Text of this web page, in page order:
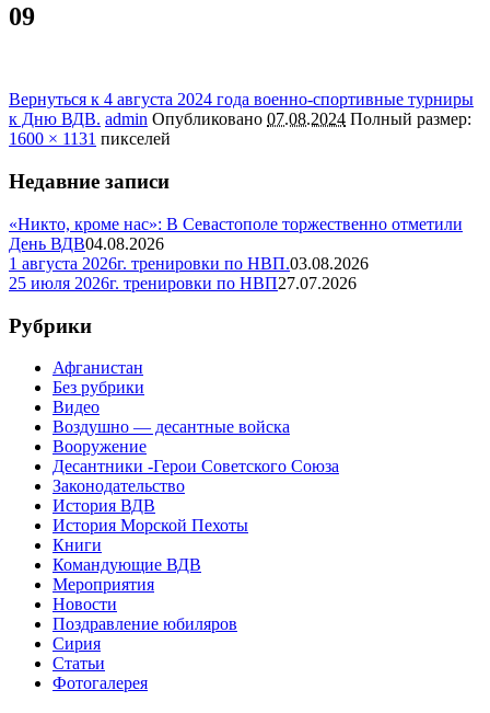
09
Вернуться к 4 августа 2024 года военно-спортивные турниры
к Дню ВДВ. admin Опубликовано 07.08.2024 Полный размер:
1600 × 1131 пикселей
Недавние записи
«Никто, кроме нас»: В Севастополе торжественно отметили
День ВДВ04.08.2026
1 августа 2026г. тренировки по НВП.03.08.2026
25 июля 2026г. тренировки по НВП27.07.2026
Рубрики
Афганистан
Без рубрики
Видео
Воздушно — десантные войска
Вооружение
Десантники -Герои Советского Союза
Законодательство
История ВДВ
История Морской Пехоты
Книги
Командующие ВДВ
Мероприятия
Новости
Поздравление юбиляров
Сирия
Статьи
Фотогалерея